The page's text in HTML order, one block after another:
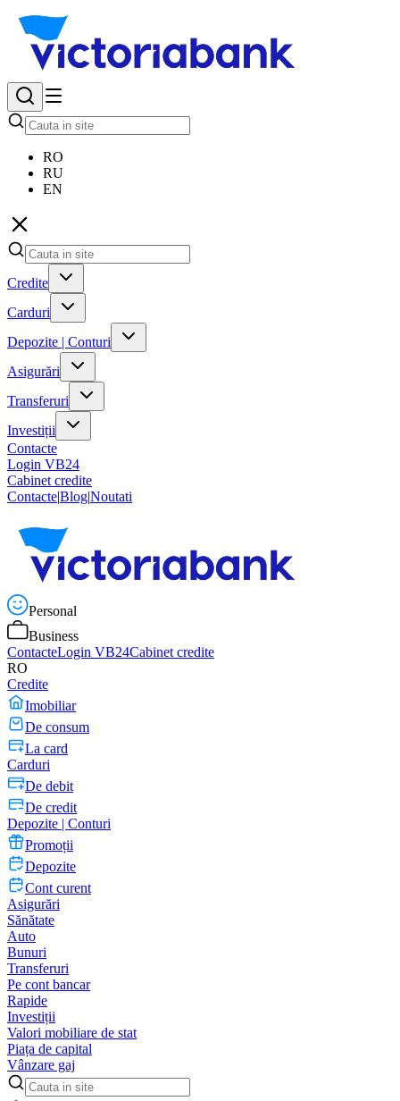
RO
RU
EN
Credite
Carduri
Depozite | Conturi
Asigurări
Transferuri
Investiții
Contacte
Login VB24
Cabinet credite
Contacte|Blog|Noutati
Personal
Business
ContacteLogin VB24Cabinet credite
RO
Credite
Imobiliar
De consum
La card
Carduri
De debit
De credit
Depozite | Conturi
Promoții
Depozite
Cont curent
Asigurări
Sănătate
Auto
Bunuri
Transferuri
Pe cont bancar
Rapide
Investiții
Valori mobiliare de stat
Piața de capital
Vânzare gaj